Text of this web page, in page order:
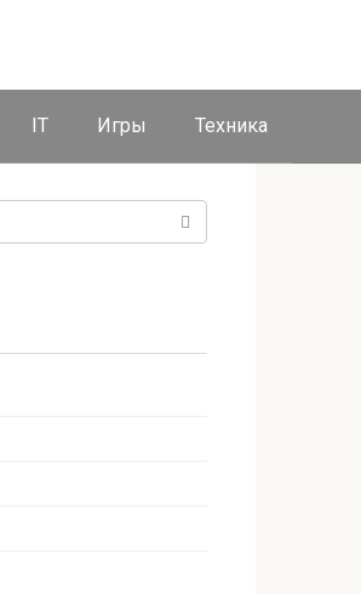
IT Игры Техника